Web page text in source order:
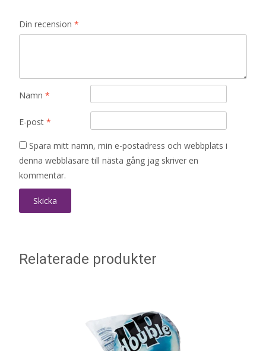
Din recension *
Namn *
E-post *
Spara mitt namn, min e-postadress och webbplats i
denna webbläsare till nästa gång jag skriver en
kommentar.
Relaterade produkter